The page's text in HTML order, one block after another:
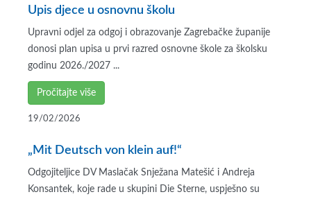
Upis djece u osnovnu školu
Upravni odjel za odgoj i obrazovanje Zagrebačke županije
donosi plan upisa u prvi razred osnovne škole za školsku
godinu 2026./2027 ...
Pročitajte više
19/02/2026
„Mit Deutsch von klein auf!“
Odgojiteljice DV Maslačak Snježana Matešić i Andreja
Konsantek, koje rade u skupini Die Sterne, uspješno su